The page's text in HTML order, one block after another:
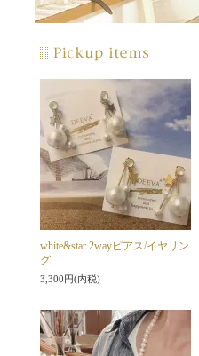
white&star 2wayピアス/イヤリン
グ
3,300円(内税)